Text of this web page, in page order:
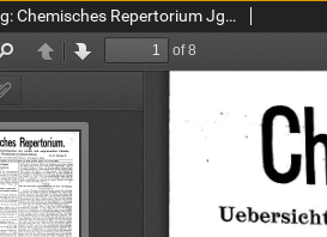
Chemiker Zeitung: Chemisches Repertorium Jg. 10 Nr. 30 (1886)